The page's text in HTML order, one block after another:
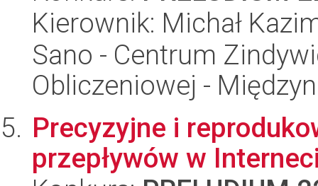
Kierownik: Michał
Sano - Centrum
Obliczeniowej -
Precyzyjne i
przepływów w